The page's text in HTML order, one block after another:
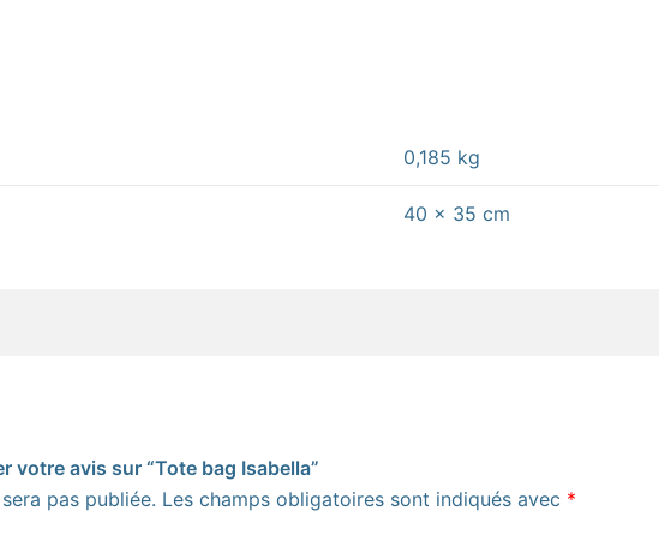
0,185 kg
40 × 35 cm
votre avis sur “Tote bag Isabella”
pas publiée. Les champs obligatoires sont indiqués avec *